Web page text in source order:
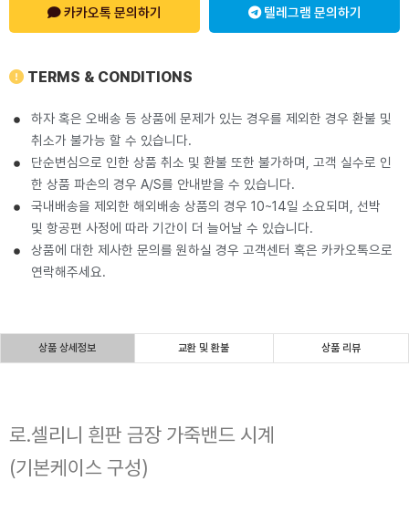
카카오톡 문의하기 텔레그램 문의하기
TERMS & CONDITIONS
하자 혹은 오배송 등 상품에 문제가 있는 경우를 제외한 경우 환불 및
취소가 불가능 할 수 있습니다.
단순변심으로 인한 상품 취소 및 환불 또한 불가하며, 고객 실수로 인
한 상품 파손의 경우 A/S를 안내받을 수 있습니다.
국내배송을 제외한 해외배송 상품의 경우 10~14일 소요되며, 선박
및 항공편 사정에 따라 기간이 더 늘어날 수 있습니다.
상품에 대한 제사한 문의를 원하실 경우 고객센터 혹은 카카오톡으로
연락해주세요.
상품 상세정보 교환 및 환불 상품 리뷰
로.셀리니 흰판 금장 가죽밴드 시계
(기본케이스 구성)